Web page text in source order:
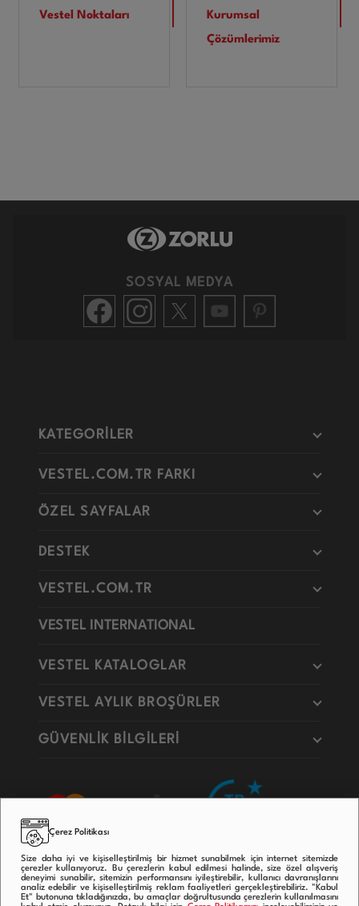
Vestel Noktaları
Kurumsal
Çözümlerimiz
SOSYAL MEDYA
KATEGORİLER
VESTEL.COM.TR FARKI
ÖZEL SAYFALAR
DESTEK
VESTEL.COM.TR
VESTEL INTERNATIONAL
VESTEL KATALOGLAR
VESTEL AYLIK BROŞÜRLER
GÜVENLİK BİLGİLERİ
Çerez Politikası
Size daha iyi ve kişiselleştirilmiş bir hizmet sunabilmek için internet sitemizde
çerezler kullanıyoruz. Bu çerezlerin kabul edilmesi halinde, size özel alışveriş
deneyimi sunabilir, sitemizin performansını iyileştirebilir, kullanıcı davranışlarını
analiz edebilir ve kişiselleştirilmiş reklam faaliyetleri gerçekleştirebiliriz. "Kabul
Et" butonuna tıkladığınızda, bu amaçlar doğrultusunda çerezlerin kullanılmasını